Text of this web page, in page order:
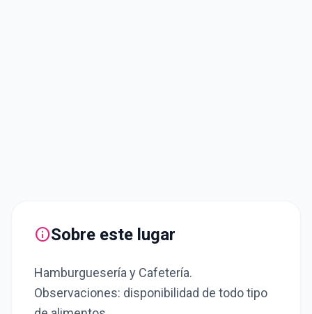
infoSobre este lugar
Hamburguesería y Cafetería.
Observaciones: disponibilidad de todo tipo